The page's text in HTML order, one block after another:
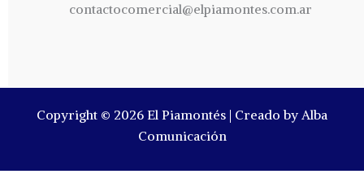
contactocomercial@elpiamontes.com.ar
Copyright © 2026 El Piamontés | Creado by Alba
Comunicación